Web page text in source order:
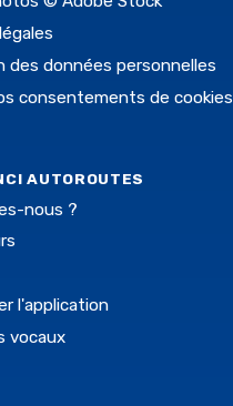
des données personnelles
consentements de cookies
AUTOROUTES
nous ?
l'application
vocaux